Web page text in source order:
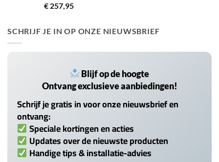
Gewaardeerd
uit 5
€ 257,95
SCHRIJF JE IN OP ONZE NIEUWSBRIEF
Blijf op de hoogte
Ontvang exclusieve aanbiedingen!
Schrijf je gratis in voor onze nieuwsbrief en
ontvang:
Speciale kortingen en acties
Updates over de nieuwste producten
Handige tips & installatie-advies